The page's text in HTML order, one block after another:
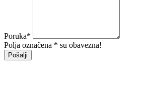
Poruka*
Polja označena * su obavezna!
Pošalji